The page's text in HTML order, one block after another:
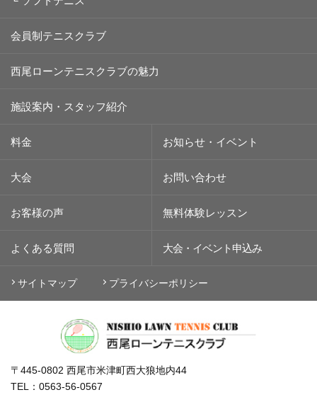
会員制テニスクラブ
西尾ローンテニスクラブの魅力
施設案内・スタッフ紹介
料金 お知らせ・イベント
大会 お問い合わせ
お客様の声 無料体験レッスン
よくある質問 大会・イベント 申込み
サイトマップ プライバシーポリシー
〒445-0802 西尾市米津町西大狼地内44
TEL：0563-56-0567